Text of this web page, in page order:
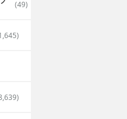
(49)